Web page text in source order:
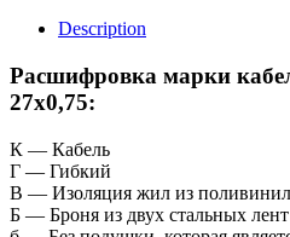
Description
Расшифровка марки
27х0,75:
К — Кабель
Г — Гибкий
В — Изоляция жил из
Б — Броня из двух стальных лент